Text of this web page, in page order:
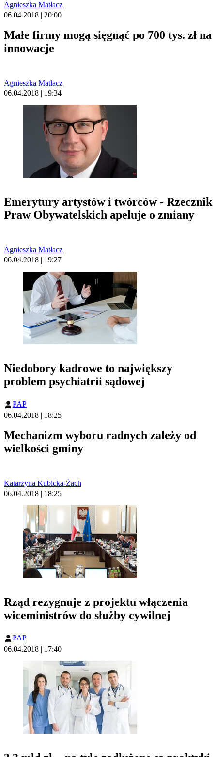
Agnieszka Matłacz
06.04.2018 | 20:00
Małe firmy mogą sięgnąć po 700 tys. zł na
innowacje
Agnieszka Matłacz
06.04.2018 | 19:34
Emerytury artystów i twórców - Rzecznik
Praw Obywatelskich apeluje o zmiany
Agnieszka Matłacz
06.04.2018 | 19:27
Niedobory kadrowe to największy
problem psychiatrii sądowej
PAP
06.04.2018 | 18:25
Mechanizm wyboru radnych zależy od
wielkości gminy
Katarzyna Kubicka-Żach
06.04.2018 | 18:25
Rząd rezygnuje z projektu włączenia
wiceministrów do służby cywilnej
PAP
06.04.2018 | 17:40